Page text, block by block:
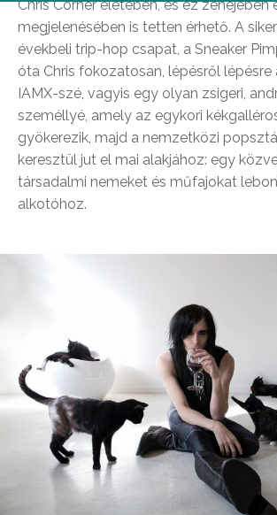
Chris Corner életében, és ez zenéjében
megjelenésében is tetten érhető. A
évekbeli trip-hop csapat, a Sneaker
óta Chris fokozatosan, lépésről lépésre
IAMX-szé, vagyis egy olyan zsigeri,
személlyé, amely az egykori
gyökerezik, majd a nemzetközi
keresztül jut el mai alakjához: egy
társadalmi nemeket és műfajokat
alkotóhoz.